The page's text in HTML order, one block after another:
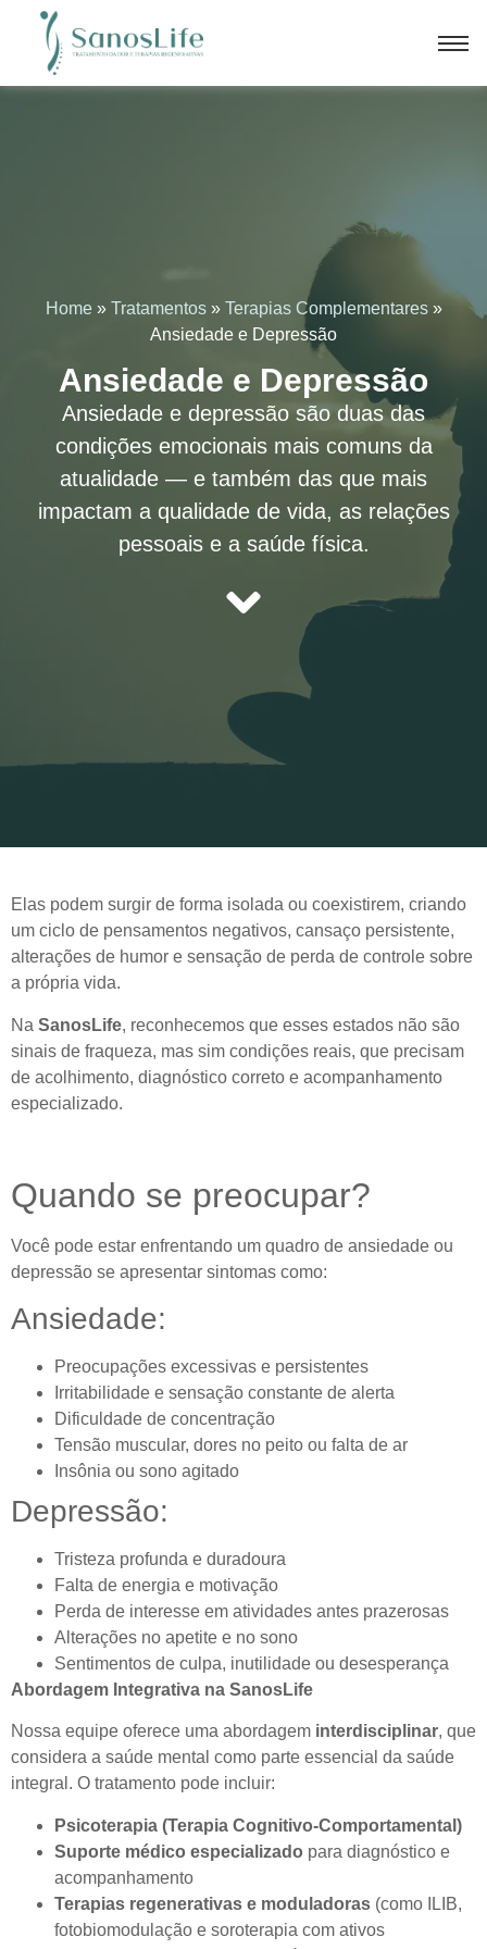
Home» Tratamentos» Terapias Complementares»
Ansiedade e Depressão
Ansiedade e Depressão
Ansiedade e depressão são duas das
condições emocionais mais comuns da
atualidade — e também das que mais
impactam a qualidade de vida, as relações
pessoais e a saúde física.
Elas podem surgir de forma isolada ou coexistirem, criando
um ciclo de pensamentos negativos, cansaço persistente,
alterações de humor e sensação de perda de controle sobre
a própria vida.
Na SanosLife, reconhecemos que esses estados não são
sinais de fraqueza, mas sim condições reais, que precisam
de acolhimento, diagnóstico correto e acompanhamento
especializado.
Quando se preocupar?
Você pode estar enfrentando um quadro de ansiedade ou
depressão se apresentar sintomas como:
Ansiedade:
Preocupações excessivas e persistentes
Irritabilidade e sensação constante de alerta
Dificuldade de concentração
Tensão muscular, dores no peito ou falta de ar
Insônia ou sono agitado
Depressão:
Tristeza profunda e duradoura
Falta de energia e motivação
Perda de interesse em atividades antes prazerosas
Alterações no apetite e no sono
Sentimentos de culpa, inutilidade ou desesperança
Abordagem Integrativa na SanosLife
Nossa equipe oferece uma abordagem interdisciplinar, que
considera a saúde mental como parte essencial da saúde
integral. O tratamento pode incluir:
Psicoterapia (Terapia Cognitivo-Comportamental)
Suporte médico especializado para diagnóstico e
acompanhamento
Terapias regenerativas e moduladoras (como ILIB,
fotobiomodulação e soroterapia com ativos